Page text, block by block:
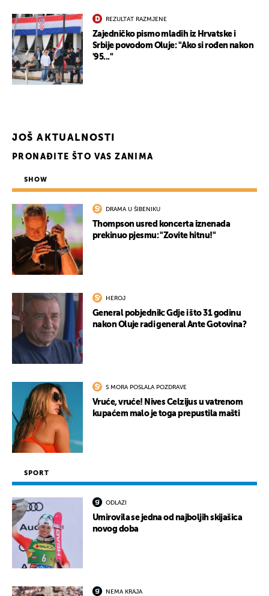
REZULTAT RAZMJENE
Zajedničko pismo mladih iz Hrvatske i
Srbije povodom Oluje: "Ako si rođen nakon
'95..."
JOŠ AKTUALNOSTI
PRONAĐITE ŠTO VAS ZANIMA
SHOW
DRAMA U ŠIBENIKU
Thompson usred koncerta iznenada
prekinuo pjesmu: "Zovite hitnu!"
HEROJ
General pobjednik: Gdje i što 31 godinu
nakon Oluje radi general Ante Gotovina?
S MORA POSLALA POZDRAVE
Vruće, vruće! Nives Celzijus u vatrenom
kupaćem malo je toga prepustila mašti
SPORT
ODLAZI
Umirovila se jedna od najboljih skijašica
novog doba
NEMA KRAJA